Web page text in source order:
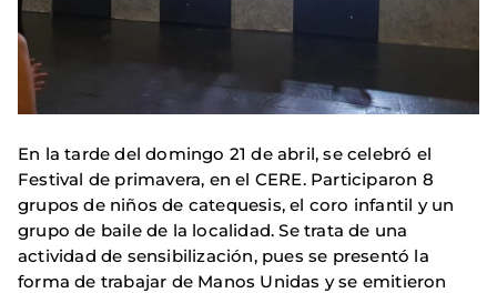
En la tarde del domingo 21 de abril, se celebró el
Festival de primavera, en el CERE. Participaron 8
grupos de niños de catequesis, el coro infantil y un
grupo de baile de la localidad. Se trata de una
actividad de sensibilización, pues se presentó la
forma de trabajar de Manos Unidas y se emitieron